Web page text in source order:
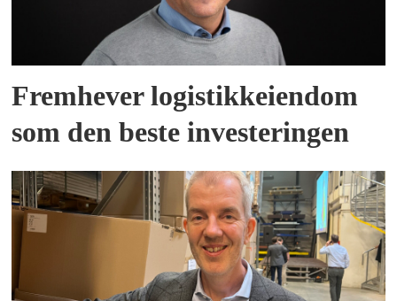
Fremhever logistikkeiendom
som den beste investeringen